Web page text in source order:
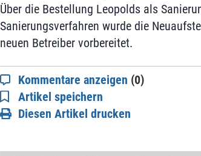
Über die Bestellung Leopolds als
Sanierungsverfahren wurde die
neuen Betreiber vorbereitet.
Kommentare anzeigen (0)
Artikel speichern
Diesen Artikel drucken